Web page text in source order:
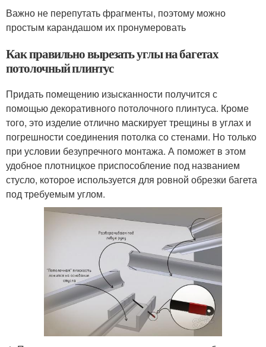
Важно не перепутать фрагменты, поэтому можно
простым карандашом их пронумеровать
Как правильно вырезать углы на багетах
потолочный плинтус
Придать помещению изысканности получится с
помощью декоративного потолочного плинтуса. Кроме
того, это изделие отлично маскирует трещины в углах и
погрешности соединения потолка со стенами. Но только
при условии безупречного монтажа. А поможет в этом
удобное плотницкое приспособление под названием
стусло, которое используется для ровной обрезки багета
под требуемым углом.